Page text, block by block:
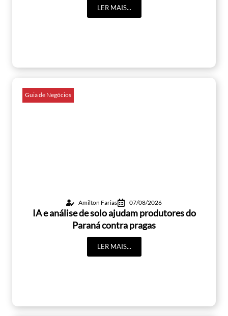
LER MAIS...
Guia de Negócios
Amilton Farias 07/08/2026
IA e análise de solo ajudam produtores do
Paraná contra pragas
LER MAIS...